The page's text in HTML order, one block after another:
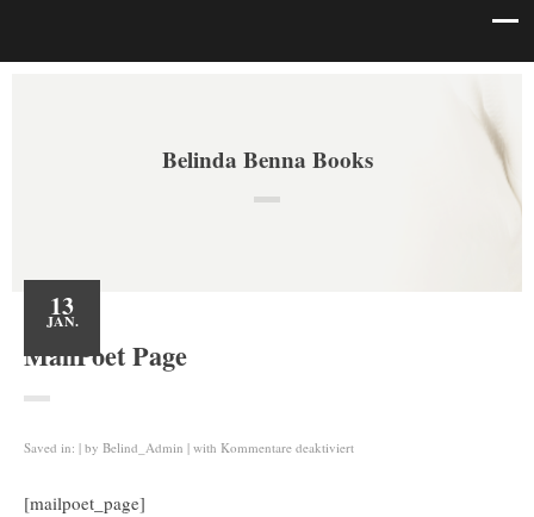
Belinda Benna Books
13
JAN.
MailPoet Page
Saved in: by Belind_Admin with Kommentare deaktiviertfür
[mailpoet_page]